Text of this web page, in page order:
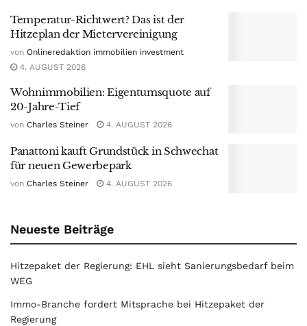
Temperatur-Richtwert? Das ist der
Hitzeplan der Mietervereinigung
von Onlineredaktion immobilien investment
4. AUGUST 2026
Wohnimmobilien: Eigentumsquote auf
20-Jahre-Tief
von Charles Steiner 4. AUGUST 2026
Panattoni kauft Grundstück in Schwechat
für neuen Gewerbepark
von Charles Steiner 4. AUGUST 2026
Neueste Beiträge
Hitzepaket der Regierung: EHL sieht Sanierungsbedarf beim
WEG
Immo-Branche fordert Mitsprache bei Hitzepaket der
Regierung